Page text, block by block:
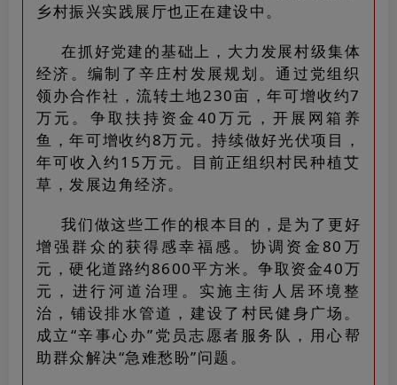
乡村振兴实践展厅也正在建设中。
在抓好党建的基础上，大力发展村级集体
经济。编制了辛庄村发展规划。通过党组织
领办合作社，流转土地230亩，年可增收约7
万元。争取扶持资金40万元，开展网箱养
鱼，年可增收约8万元。持续做好光伏项目，
年可收入约15万元。目前正组织村民种植艾
草，发展边角经济。
我们做这些工作的根本目的，是为了更好
增强群众的获得感幸福感。协调资金80万
元，硬化道路约8600平方米。争取资金40万
元，进行河道治理。实施主街人居环境整
治，铺设排水管道，建设了村民健身广场。
成立“辛事心办”党员志愿者服务队，用心帮
助群众解决“急难愁盼”问题。